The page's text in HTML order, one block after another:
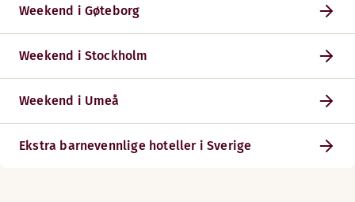
Weekend i Gøteborg
Weekend i Stockholm
Weekend i Umeå
Ekstra barnevennlige hoteller i Sverige